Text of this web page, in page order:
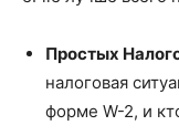
Простых
налоговая
форме W-2, и